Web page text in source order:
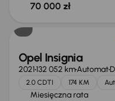
70 000 zł
Opel Insignia
2021132 052 kmAutomat
2.0 CDTI 174 KM
Miesięczna rata